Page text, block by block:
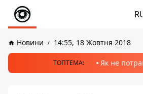
Новини 14:55, 18 Жовтня 2018
ТОПТЕМА: Як не